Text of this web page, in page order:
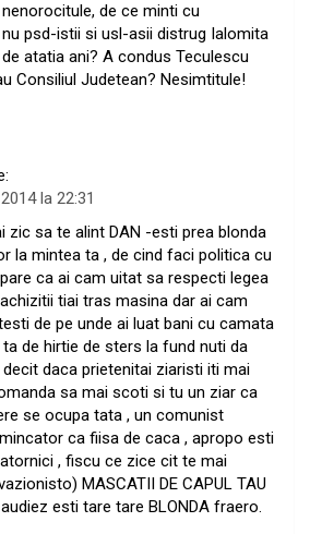
de ce minti cu
nu psd-istii si usl-asii distrug Ialomita
atatia ani? A condus Teculescu
Consiliul Judetean? Nesimtitule!
la 22:31
zic sa te alint DAN -esti prea blonda
la mintea ta , de cind faci politica cu
ca ai cam uitat sa respecti legea
tiai tras masina dar ai cam
de pe unde ai luat bani cu camata
de hirtie de sters la fund nuti da
daca prietenitai ziaristi iti mai
sa mai scoti si tu un ziar ca
se ocupa tata , un comunist
ca fiisa de caca , apropo esti
, fiscu ce zice cit te mai
MASCATII DE CAPUL TAU
esti tare tare BLONDA fraero.